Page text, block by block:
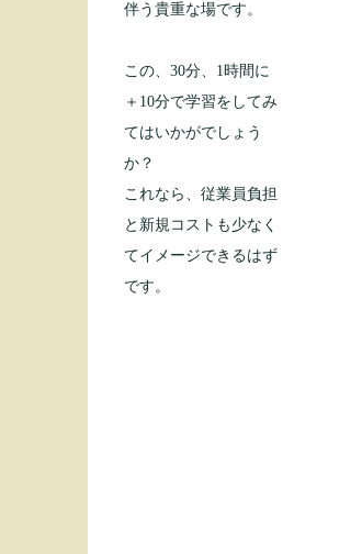
伴う貴重な場です。
この、30分、1時間に
＋10分で学習をしてみ
てはいかがでしょう
か？
これなら、従業員負担
と新規コストも少なく
てイメージできるはず
です。